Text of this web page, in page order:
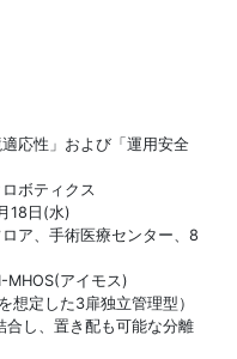
応性」および「運用安全
ボティクス
18日(水)
ア、手術医療センター、8
MHOS(アイモス)
想定した3扉独立管理型）
合し、置き配も可能な分離